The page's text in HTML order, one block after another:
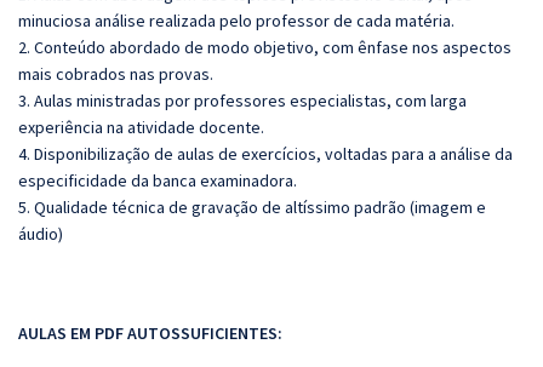
minuciosa análise realizada pelo professor de cada matéria.
2. Conteúdo abordado de modo objetivo, com ênfase nos aspectos
mais cobrados nas provas.
3. Aulas ministradas por professores especialistas, com larga
experiência na atividade docente.
4. Disponibilização de aulas de exercícios, voltadas para a análise da
especificidade da banca examinadora.
5. Qualidade técnica de gravação de altíssimo padrão (imagem e
áudio)
AULAS EM PDF AUTOSSUFICIENTES: